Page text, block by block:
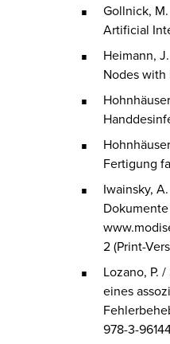
Gollnick,
Artificial
Heimann,
Nodes
Fertigung
Iwainsky,
2 (Print-
Lozano, P.
eines
978-3-